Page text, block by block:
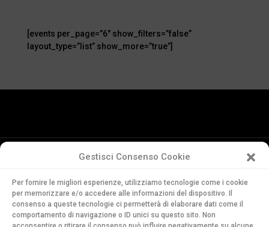
Gestisci Consenso Cookie
Per fornire le migliori esperienze, utilizziamo tecnologie come i cookie
per memorizzare e/o accedere alle informazioni del dispositivo. Il
consenso a queste tecnologie ci permetterà di elaborare dati come il
comportamento di navigazione o ID unici su questo sito. Non
[events per_page=”6″ show_filters=”false”
layout_type=”list” show_more=”true”]
della Svizzera Italiana
Via Soldino 9
CH-6900 Lugano